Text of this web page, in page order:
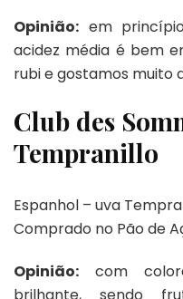
Opinião: em
acidez média é bem
rubi e gostamos muito
Club des
Tempranillo
Espanhol – uva
Comprado no Pão de
Opinião: com
brilhante, sendo